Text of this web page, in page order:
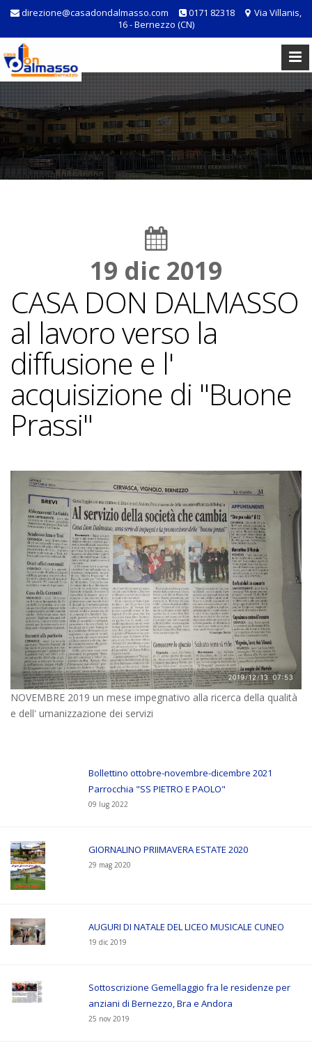
direzione@casadondalmasso.com 0171 82318
Via Villanis,
16 - Bernezzo (CN)
19 dic 2019
CASA DON DALMASSO
al lavoro verso la
diffusione e l'
acquisizione di "Buone
Prassi"
NOVEMBRE 2019 un mese impegnativo alla ricerca della qualità
e dell' umanizzazione dei servizi
Bollettino ottobre-novembre-dicembre 2021
Parrocchia "SS PIETRO E PAOLO"
09 lug 2022
GIORNALINO PRIIMAVERA ESTATE 2020
29 mag 2020
AUGURI DI NATALE DEL LICEO MUSICALE CUNEO
19 dic 2019
Sottoscrizione Gemellaggio fra le residenze per
anziani di Bernezzo, Bra e Andora
25 nov 2019